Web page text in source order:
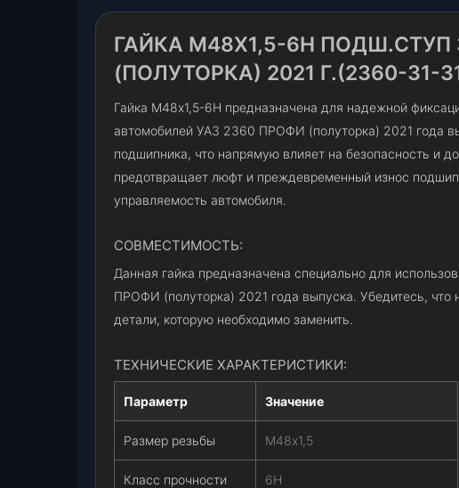
ГАЙКА М48Х1,5-6Н
(ПОЛУТОРКА) 2021 Г.(2360-31-
Гайка М48х1,5-6Н предназначена для надежной
автомобилей УАЗ 2360 ПРОФИ (полуторка) 2021 года
подшипника, что напрямую влияет на безопасность и
предотвращает люфт и преждевременный износ
управляемость автомобиля.
СОВМЕСТИМОСТЬ:
Данная гайка предназначена специально для
ПРОФИ (полуторка) 2021 года выпуска. Убедитесь, что
детали, которую необходимо заменить.
ТЕХНИЧЕСКИЕ ХАРАКТЕРИСТИКИ:
Параметр Значение
Размер резьбы М48х1,5
Класс прочности 6Н